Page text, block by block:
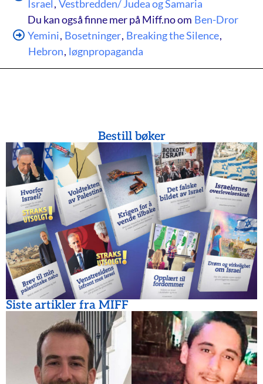
Israel, Vestbredden/ Judea og Samaria
Du kan også finne mer på Miff.no om Ben-Dror
Yemini, Bosetninger, Breaking the Silence,
Hebron, løgnpropaganda
Bestill bøker
Siste artikler fra MIFF